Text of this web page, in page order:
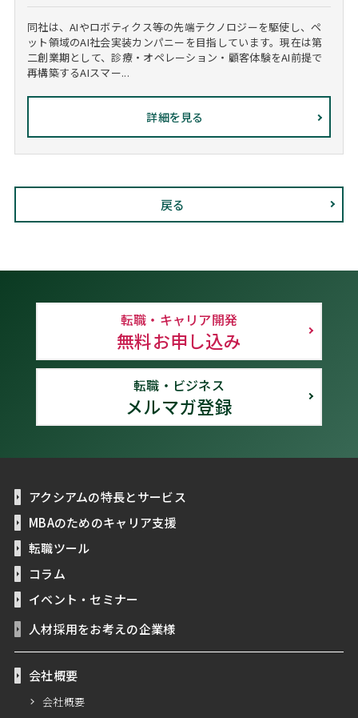
同社は、AIやロボティクス等の先端テクノロジーを駆使し、ペ
ット領域のAI社会実装カンパニーを目指しています。現在は第
二創業期として、診療・オペレーション・顧客体験をAI前提で
再構築するAIスマー...
詳細を見る
戻る
転職・キャリア開発
無料お申し込み
転職・ビジネス
メルマガ登録
アクシアムの特長とサービス
MBAのためのキャリア支援
転職ツール
コラム
イベント・セミナー
人材採用をお考えの企業様
会社概要
会社概要